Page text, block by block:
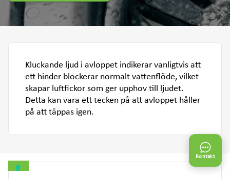
Kluckande ljud i avloppet indikerar vanligtvis att
ett hinder blockerar normalt vattenflöde, vilket
skapar luftfickor som ger upphov till ljudet.
Detta kan vara ett tecken på att avloppet håller
på att täppas igen.
Kontakt